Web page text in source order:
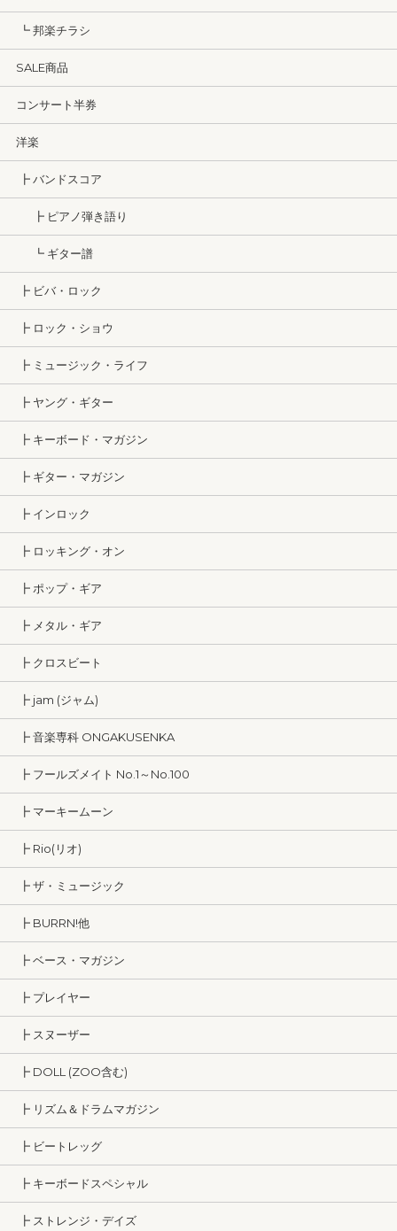
┗ 邦楽チラシ
SALE商品
コンサート半券
洋楽
┣ バンドスコア
┣ ピアノ弾き語り
┗ ギター譜
┣ ビバ・ロック
┣ ロック・ショウ
┣ ミュージック・ライフ
┣ ヤング・ギター
┣ キーボード・マガジン
┣ ギター・マガジン
┣ インロック
┣ ロッキング・オン
┣ ポップ・ギア
┣ メタル・ギア
┣ クロスビート
┣ jam (ジャム)
┣ 音楽専科 ONGAKUSENKA
┣ フールズメイト No.1～No.100
┣ マーキームーン
┣ Rio(リオ)
┣ ザ・ミュージック
┣ BURRN!他
┣ ベース・マガジン
┣ プレイヤー
┣ スヌーザー
┣ DOLL (ZOO含む)
┣ リズム＆ドラムマガジン
┣ ビートレッグ
┣ キーボードスペシャル
┣ ストレンジ・デイズ